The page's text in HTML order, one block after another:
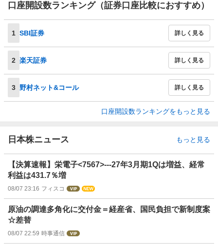
口座開設数ランキング（証券口座比較におすすめ）
1 SBI証券 詳しく見る
2 楽天証券 詳しく見る
3 野村ネット&コール 詳しく見る
口座開設数ランキングをもっと見る
日本株ニュース もっと見る
【決算速報】栄電子<7567>---27年3月期1Qは増益、経常
利益は431.7％増
08/07 23:16 フィスコ
原油の調達多角化に交付金＝経産省、国民負担で新制度案
☆差替
08/07 22:59 時事通信